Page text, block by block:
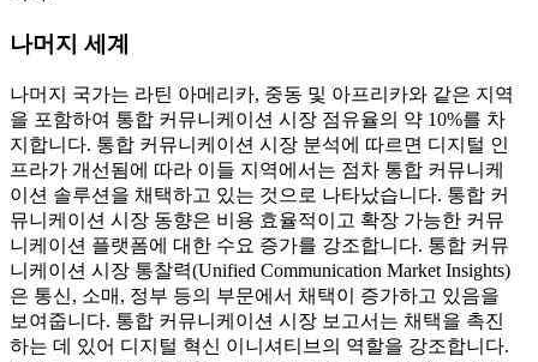
나머지 세계
나머지 국가는 라틴 아메리카, 중동 및 아프리카와 같은 지역
을 포함하여 통합 커뮤니케이션 시장 점유율의 약 10%를 차
지합니다. 통합 커뮤니케이션 시장 분석에 따르면 디지털 인
프라가 개선됨에 따라 이들 지역에서는 점차 통합 커뮤니케
이션 솔루션을 채택하고 있는 것으로 나타났습니다. 통합 커
뮤니케이션 시장 동향은 비용 효율적이고 확장 가능한 커뮤
니케이션 플랫폼에 대한 수요 증가를 강조합니다. 통합 커뮤
니케이션 시장 통찰력(Unified Communication Market Insights)
은 통신, 소매, 정부 등의 부문에서 채택이 증가하고 있음을
보여줍니다. 통합 커뮤니케이션 시장 보고서는 채택을 촉진
하는 데 있어 디지털 혁신 이니셔티브의 역할을 강조합니다.